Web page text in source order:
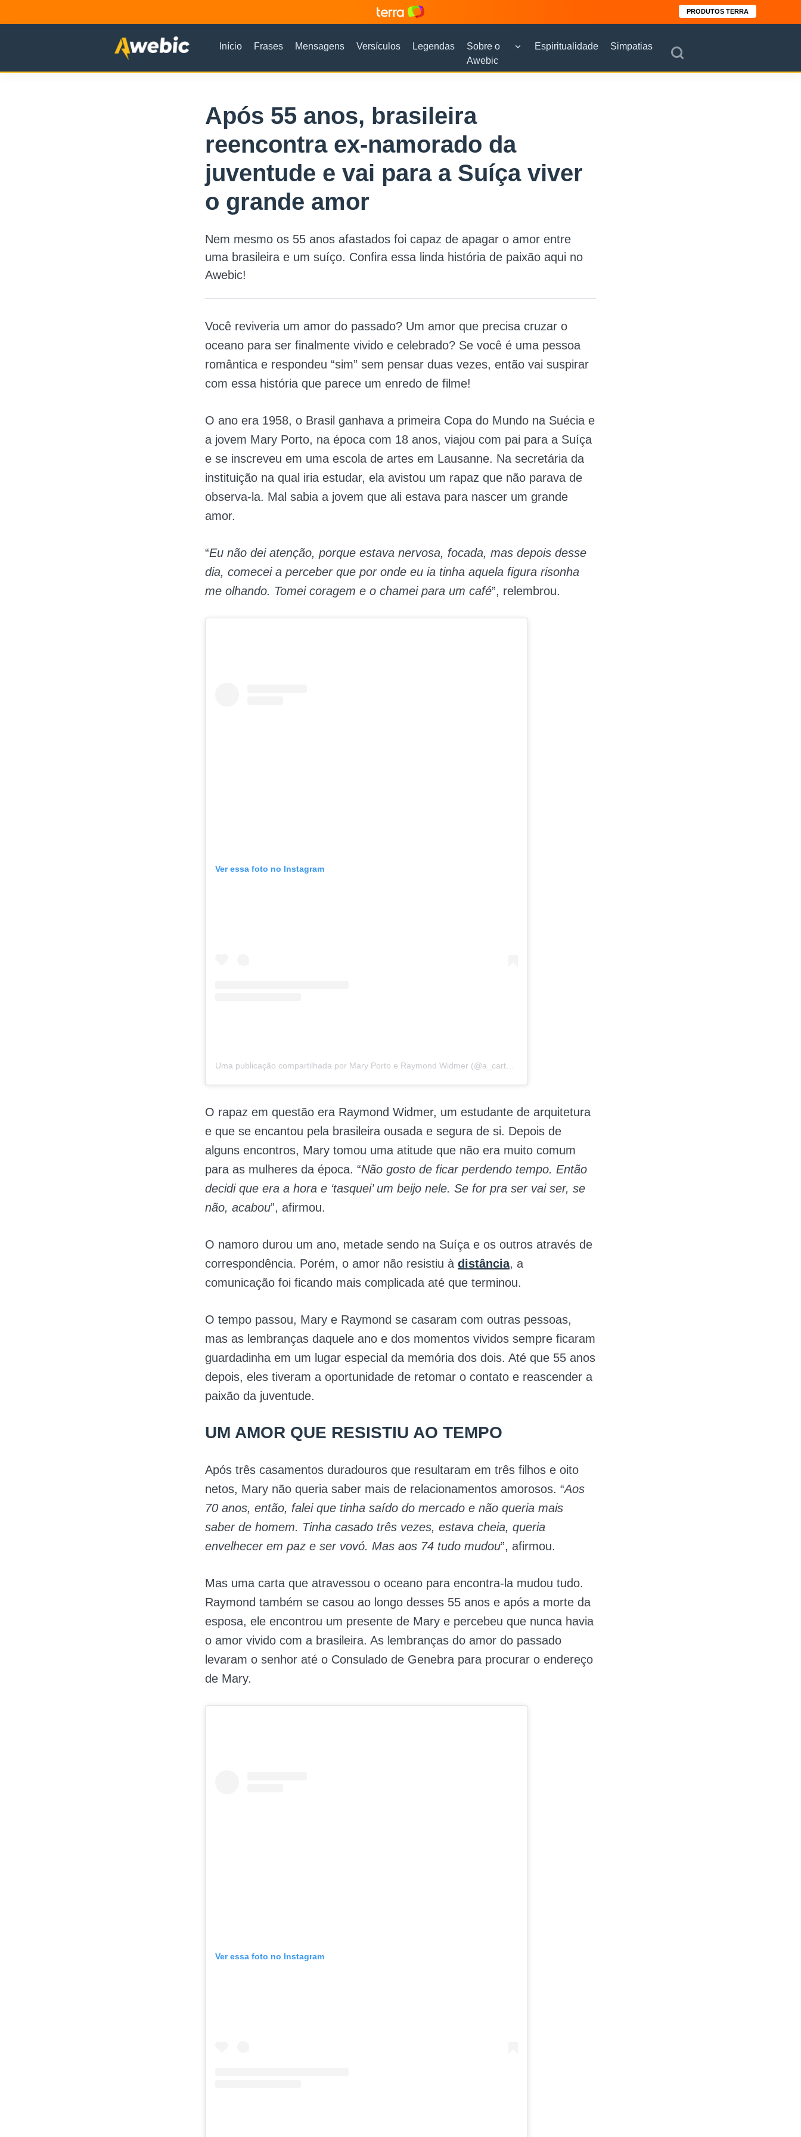
PRODUTOS TERRA
Início Frases Mensagens Versículos Legendas
Sobre o
Awebic
Espiritualidade Simpatias
Após 55 anos, brasileira
reencontra ex-namorado da
juventude e vai para a Suíça viver
o grande amor
Nem mesmo os 55 anos afastados foi capaz de apagar o amor entre
uma brasileira e um suíço. Confira essa linda história de paixão aqui no
Awebic!
Você reviveria um amor do passado? Um amor que precisa cruzar o
oceano para ser finalmente vivido e celebrado? Se você é uma pessoa
romântica e respondeu “sim” sem pensar duas vezes, então vai suspirar
com essa história que parece um enredo de filme!
O ano era 1958, o Brasil ganhava a primeira Copa do Mundo na Suécia e
a jovem Mary Porto, na época com 18 anos, viajou com pai para a Suíça
e se inscreveu em uma escola de artes em Lausanne. Na secretária da
instituição na qual iria estudar, ela avistou um rapaz que não parava de
observa-la. Mal sabia a jovem que ali estava para nascer um grande
amor.
“Eu não dei atenção, porque estava nervosa, focada, mas depois desse
dia, comecei a perceber que por onde eu ia tinha aquela figura risonha
me olhando. Tomei coragem e o chamei para um café”, relembrou.
Ver essa foto no Instagram
O rapaz em questão era Raymond Widmer, um estudante de arquitetura
e que se encantou pela brasileira ousada e segura de si. Depois de
alguns encontros, Mary tomou uma atitude que não era muito comum
para as mulheres da época. “Não gosto de ficar perdendo tempo. Então
decidi que era a hora e ‘tasquei’ um beijo nele. Se for pra ser vai ser, se
não, acabou”, afirmou.
O namoro durou um ano, metade sendo na Suíça e os outros através de
correspondência. Porém, o amor não resistiu à distância, a
comunicação foi ficando mais complicada até que terminou.
O tempo passou, Mary e Raymond se casaram com outras pessoas,
mas as lembranças daquele ano e dos momentos vividos sempre ficaram
guardadinha em um lugar especial da memória dos dois. Até que 55 anos
depois, eles tiveram a oportunidade de retomar o contato e reascender a
paixão da juventude.
UM AMOR QUE RESISTIU AO TEMPO
Após três casamentos duradouros que resultaram em três filhos e oito
netos, Mary não queria saber mais de relacionamentos amorosos. “Aos
70 anos, então, falei que tinha saído do mercado e não queria mais
saber de homem. Tinha casado três vezes, estava cheia, queria
envelhecer em paz e ser vovó. Mas aos 74 tudo mudou”, afirmou.
Mas uma carta que atravessou o oceano para encontra-la mudou tudo.
Raymond também se casou ao longo desses 55 anos e após a morte da
esposa, ele encontrou um presente de Mary e percebeu que nunca havia
o amor vivido com a brasileira. As lembranças do amor do passado
levaram o senhor até o Consulado de Genebra para procurar o endereço
de Mary.
Ver essa foto no Instagram